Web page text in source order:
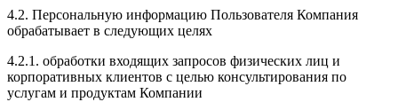
4.2. Персональную информацию Пользователя Компания
обрабатывает в следующих целях
4.2.1. обработки входящих запросов физических лиц и
корпоративных клиентов с целью консультирования по
услугам и продуктам Компании